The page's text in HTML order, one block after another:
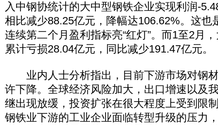
入中钢协统计的大中型钢铁企业实现利润-
相比减少88.25亿元，降幅达106.62%。这也
连续第二个月盈利指标亮“红灯”。而1至2月
累计亏损28.04亿元，同比减少191.47亿元。
业内人士分析指出，目前下游市场对钢
许下降。全球经济风险加大，出口增速以及
继出现放缓，投资扩张在很大程度上受到限
钢铁业下游的工业企业面临转型升级的压力